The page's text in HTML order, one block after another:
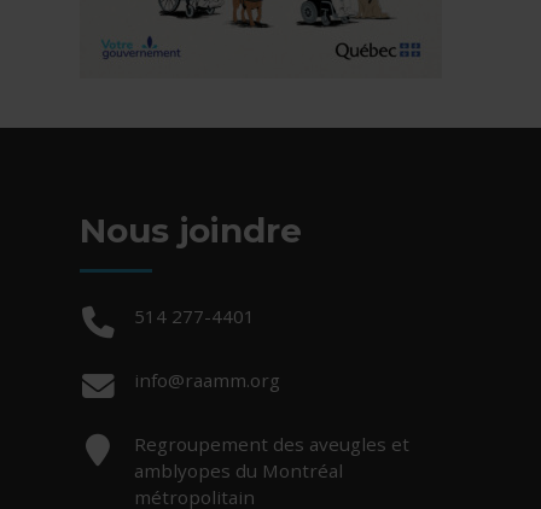
Nous joindre
Téléphone :
514 277-4401
Courriel :
info@raamm.org
Adresse :
Regroupement des aveugles et
amblyopes du Montréal
métropolitain